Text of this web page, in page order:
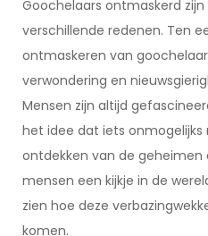
Goochelaars ontmaskerd
verschillende redenen. Ten
ontmaskeren van
verwondering en
Mensen zijn altijd
het idee dat iets onmogelijks
ontdekken van de
mensen een kijkje in de
zien hoe deze
komen.